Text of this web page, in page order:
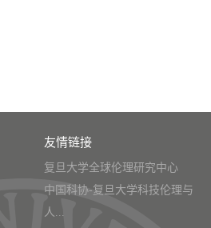
友情链接
复旦大学全球伦理研究中心
中国科协-复旦大学科技伦理与
人...